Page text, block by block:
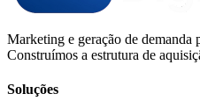
Marketing e geração de demanda
Construímos a estrutura de
Soluções